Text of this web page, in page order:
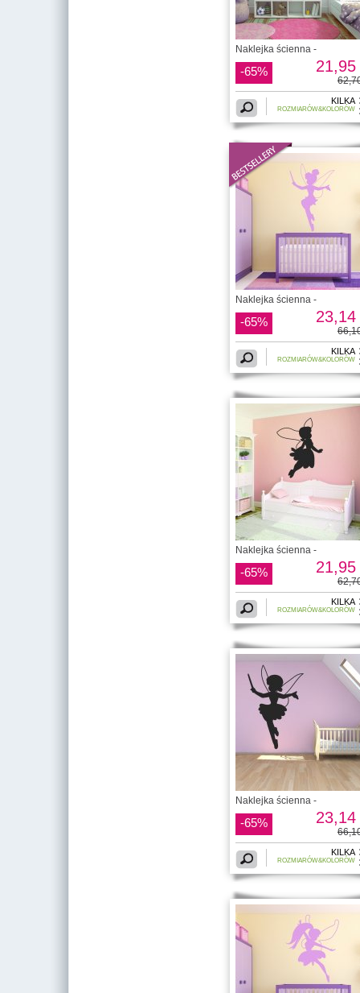
Naklejka ścienna -
-65% 21,95
KILKA
ROZMIARÓW&KOLORÓW
Naklejka ścienna -
-65% 23,14
KILKA
ROZMIARÓW&KOLORÓW
Naklejka ścienna -
-65% 21,95
KILKA
ROZMIARÓW&KOLORÓW
Naklejka ścienna -
-65% 23,14
KILKA
ROZMIARÓW&KOLORÓW